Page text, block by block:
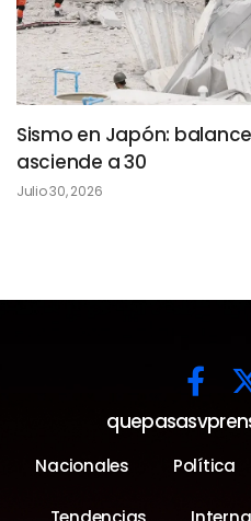
Sismo en Japón:
asciende a 30
Julio 30, 2026
Nacionales Política